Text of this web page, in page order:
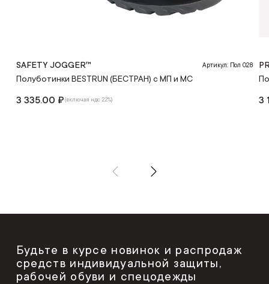
SAFETY JOGGER™ Артикул: Пол 028
Полуботинки BESTRUN (БЕСТРАН) с МП и МС
3 335.00 ₽(включая ндс 22%) 3
Будьте в курсе новинок и распродаж
средств индивидуальной защиты,
рабочей обуви и спецодежды